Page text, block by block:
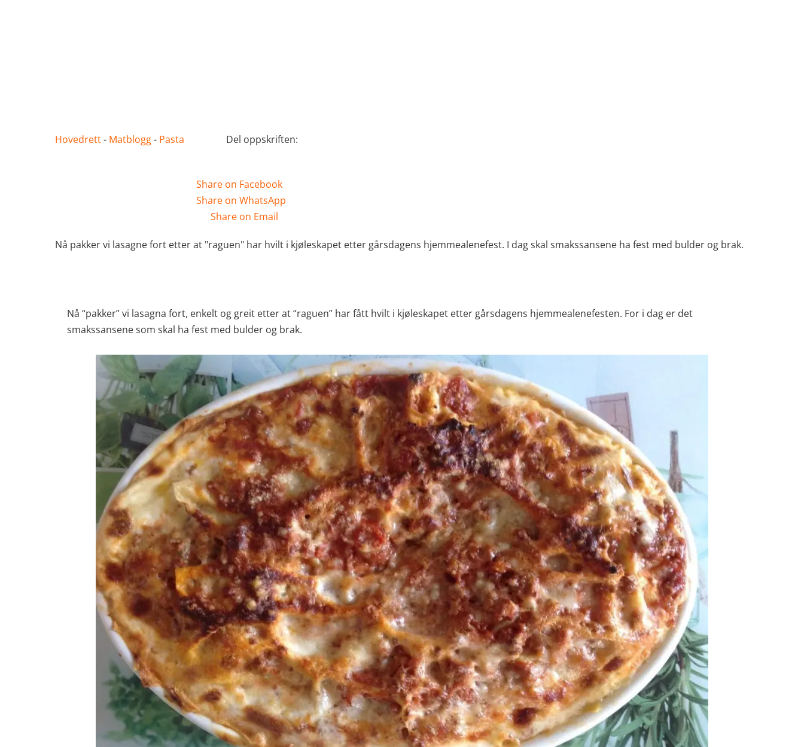
Hovedrett- Matblogg- Pasta Del oppskriften:
Share on Facebook
Share on WhatsApp
Share on Email
Nå pakker vi lasagne fort etter at "raguen" har hvilt i kjøleskapet etter gårsdagens hjemmealenefest. I dag skal smakssansene ha fest med bulder og brak.
Nå “pakker” vi lasagna fort, enkelt og greit etter at “raguen” har fått hvilt i kjøleskapet etter gårsdagens hjemmealenefesten. For i dag er det
smakssansene som skal ha fest med bulder og brak.